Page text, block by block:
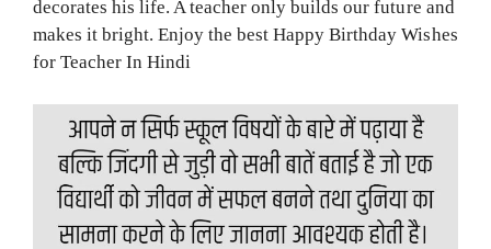
decorates his life. A teacher only builds our future and
makes it bright. Enjoy the best Happy Birthday Wishes
for Teacher In Hindi